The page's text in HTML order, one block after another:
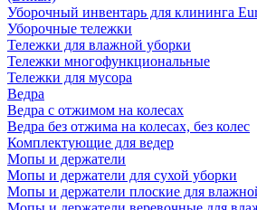
Уборочный инвентарь для клининга
Уборочные тележки
Тележки для влажной уборки
Тележки многофункциональные
Тележки для мусора
Ведра
Ведра с отжимом на колесах
Ведра без отжима на колесах, без колес
Комплектующие для ведер
Мопы и держатели
Мопы и держатели для сухой уборки
Мопы и держатели плоские для